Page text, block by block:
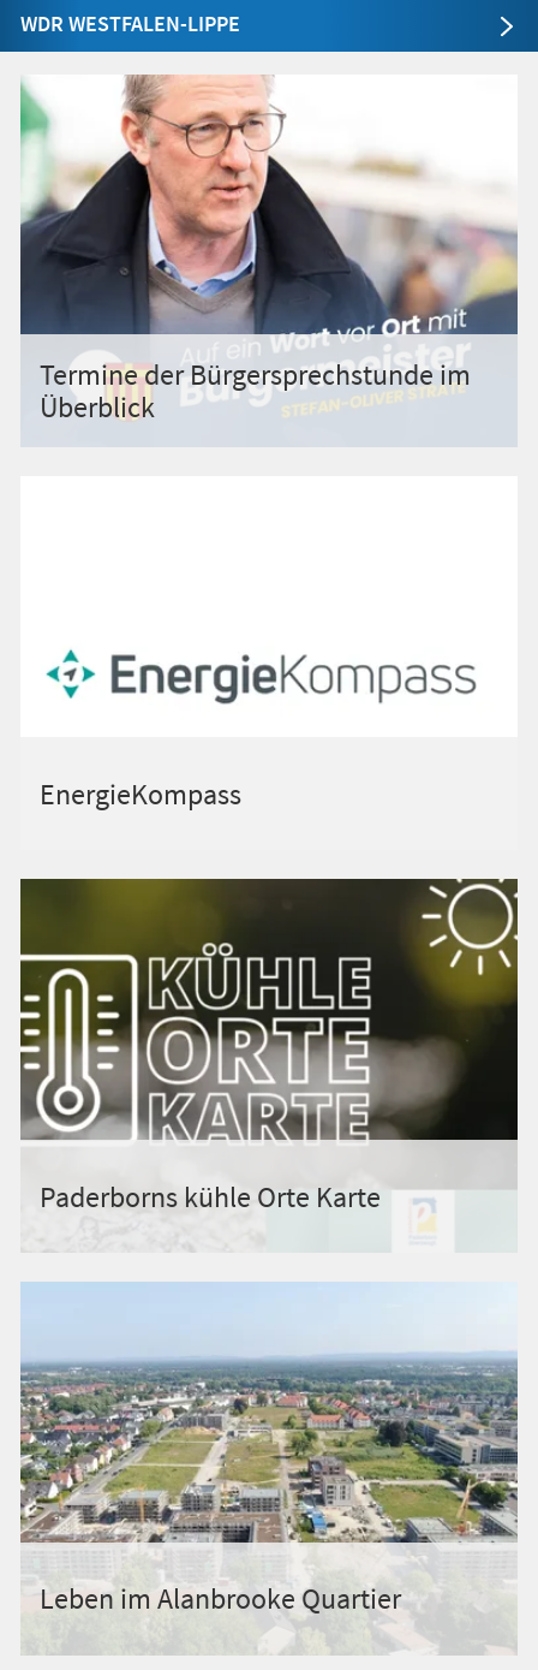
WDR WESTFALEN-LIPPE
Termine der Bürgersprechstunde im
Überblick
EnergieKompass
Paderborns kühle Orte Karte
Leben im Alanbrooke Quartier